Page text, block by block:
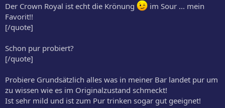
Der Crown Royal ist echt die Krönung
im Sour ... mein
Favorit!!
[/quote]
Schon pur probiert?
[/quote]
Probiere Grundsätzlich alles was in meiner Bar landet pur um
zu wissen wie es im Originalzustand schmeckt!
Ist sehr mild und ist zum Pur trinken sogar gut geeignet!